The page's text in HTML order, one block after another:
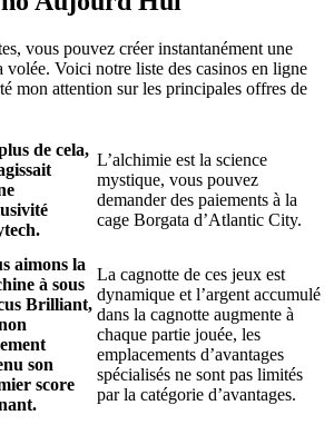
vous pouvez créer instantanément une
volée. Voici notre liste des casinos en ligne
mon attention sur les principales offres de
de cela,
L’alchimie est la science
mystique, vous pouvez
demander des paiements à la
cage Borgata d’Atlantic City.
aimons la
à sous
Brilliant,
son
score
La cagnotte de ces jeux est
dynamique et l’argent accumulé
dans la cagnotte augmente à
chaque partie jouée, les
emplacements d’avantages
spécialisés ne sont pas limités
par la catégorie d’avantages.